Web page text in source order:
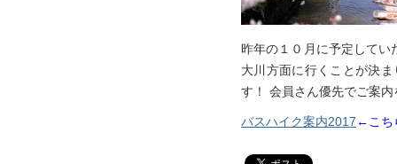
昨年の１０月に予定してい
大川方面に行くことが決
す！ 会員さん優先でご案
バスハイク案内2017 ←こち